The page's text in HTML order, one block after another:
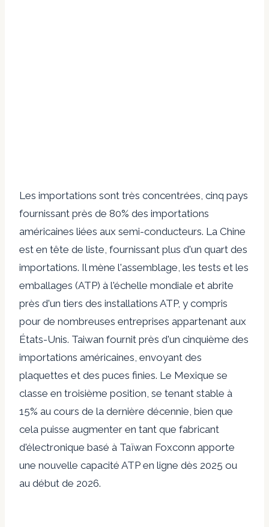
Les importations sont très concentrées, cinq pays
fournissant près de 80% des importations
américaines liées aux semi-conducteurs. La Chine
est en tête de liste, fournissant plus d'un quart des
importations. Il mène l'assemblage, les tests et les
emballages (ATP) à l'échelle mondiale et abrite
près d'un tiers des installations ATP, y compris
pour de nombreuses entreprises appartenant aux
États-Unis. Taiwan fournit près d'un cinquième des
importations américaines, envoyant des
plaquettes et des puces finies. Le Mexique se
classe en troisième position, se tenant stable à
15% au cours de la dernière décennie, bien que
cela puisse augmenter en tant que fabricant
d'électronique basé à Taïwan Foxconn apporte
une nouvelle capacité ATP en ligne dès 2025 ou
au début de 2026.